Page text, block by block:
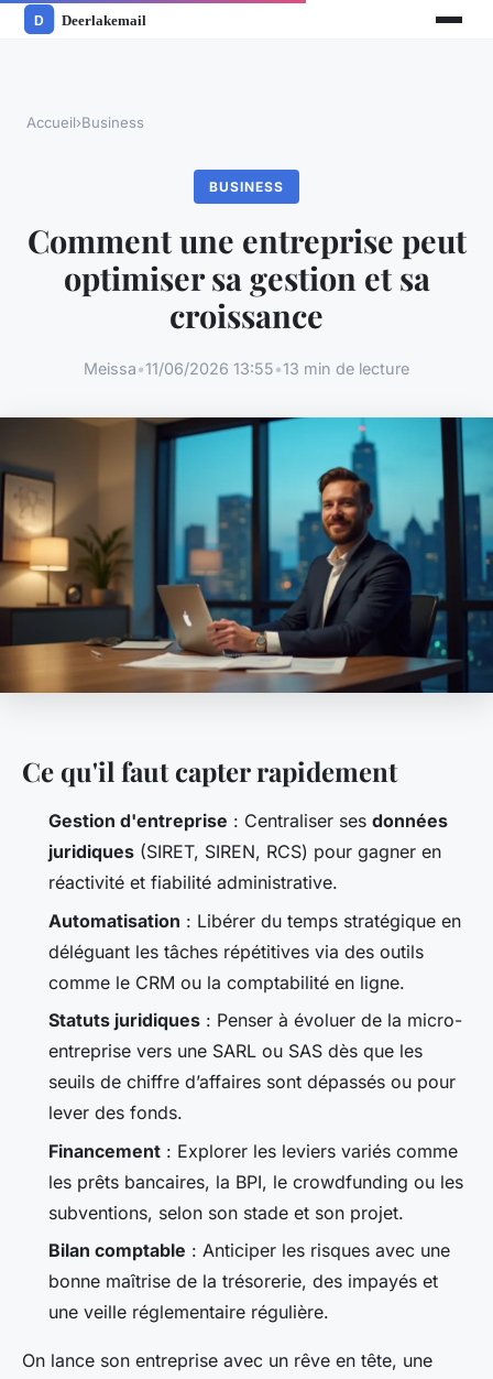
Accueil›Business
BUSINESS
Comment une entreprise peut
optimiser sa gestion et sa
croissance
Meissa•11/06/2026 13:55•13 min de lecture
Ce qu'il faut capter rapidement
Gestion d'entreprise : Centraliser ses données
juridiques (SIRET, SIREN, RCS) pour gagner en
réactivité et fiabilité administrative.
Automatisation : Libérer du temps stratégique en
déléguant les tâches répétitives via des outils
comme le CRM ou la comptabilité en ligne.
Statuts juridiques : Penser à évoluer de la micro-
entreprise vers une SARL ou SAS dès que les
seuils de chiffre d’affaires sont dépassés ou pour
lever des fonds.
Financement : Explorer les leviers variés comme
les prêts bancaires, la BPI, le crowdfunding ou les
subventions, selon son stade et son projet.
Bilan comptable : Anticiper les risques avec une
bonne maîtrise de la trésorerie, des impayés et
une veille réglementaire régulière.
On lance son entreprise avec un rêve en tête, une